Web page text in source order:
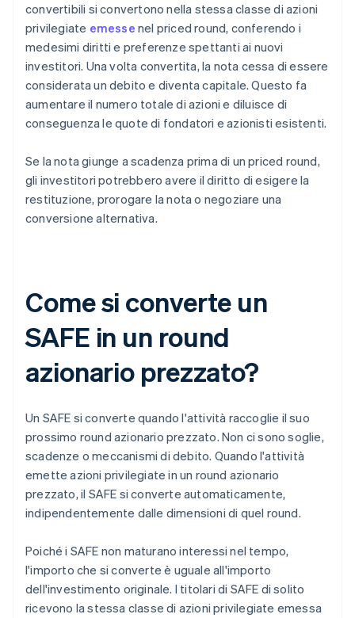
convertibili si convertono nella stessa classe di azioni
privilegiate emesse nel priced round, conferendo i
medesimi diritti e preferenze spettanti ai nuovi
investitori. Una volta convertita, la nota cessa di essere
considerata un debito e diventa capitale. Questo fa
aumentare il numero totale di azioni e diluisce di
conseguenza le quote di fondatori e azionisti esistenti.
Se la nota giunge a scadenza prima di un priced round,
gli investitori potrebbero avere il diritto di esigere la
restituzione, prorogare la nota o negoziare una
conversione alternativa.
Come si converte un
SAFE in un round
azionario prezzato?
Un SAFE si converte quando l'attività raccoglie il suo
prossimo round azionario prezzato. Non ci sono soglie,
scadenze o meccanismi di debito. Quando l'attività
emette azioni privilegiate in un round azionario
prezzato, il SAFE si converte automaticamente,
indipendentemente dalle dimensioni di quel round.
Poiché i SAFE non maturano interessi nel tempo,
l'importo che si converte è uguale all'importo
dell'investimento originale. I titolari di SAFE di solito
ricevono la stessa classe di azioni privilegiate emessa